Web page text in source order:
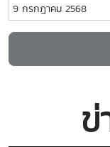
ศึกษา 2569-2570 (
มหาวิทยาลัยแม่โจ้ เ
ถ่ายภาพงานพิธีพร
บัณฑิต ประจำปีการ
2570 (ครั้งที่ 50) ใ
9 กรกฎาคม 2568
ข่